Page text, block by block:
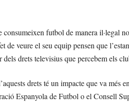
futbol de manera il·legal
veure el seu equip pensen que
drets televisius que percebem els
drets té un impacte que va més
Espanyola de Futbol o el Consell